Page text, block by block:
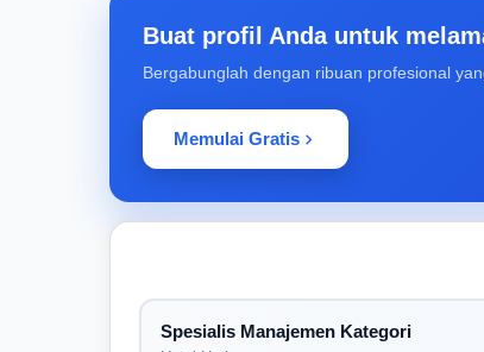
Saya
Buat profil Anda untuk
Bergabunglah dengan ribuan profesional
Memulai Gratis
Spesialis Manajemen Kategori